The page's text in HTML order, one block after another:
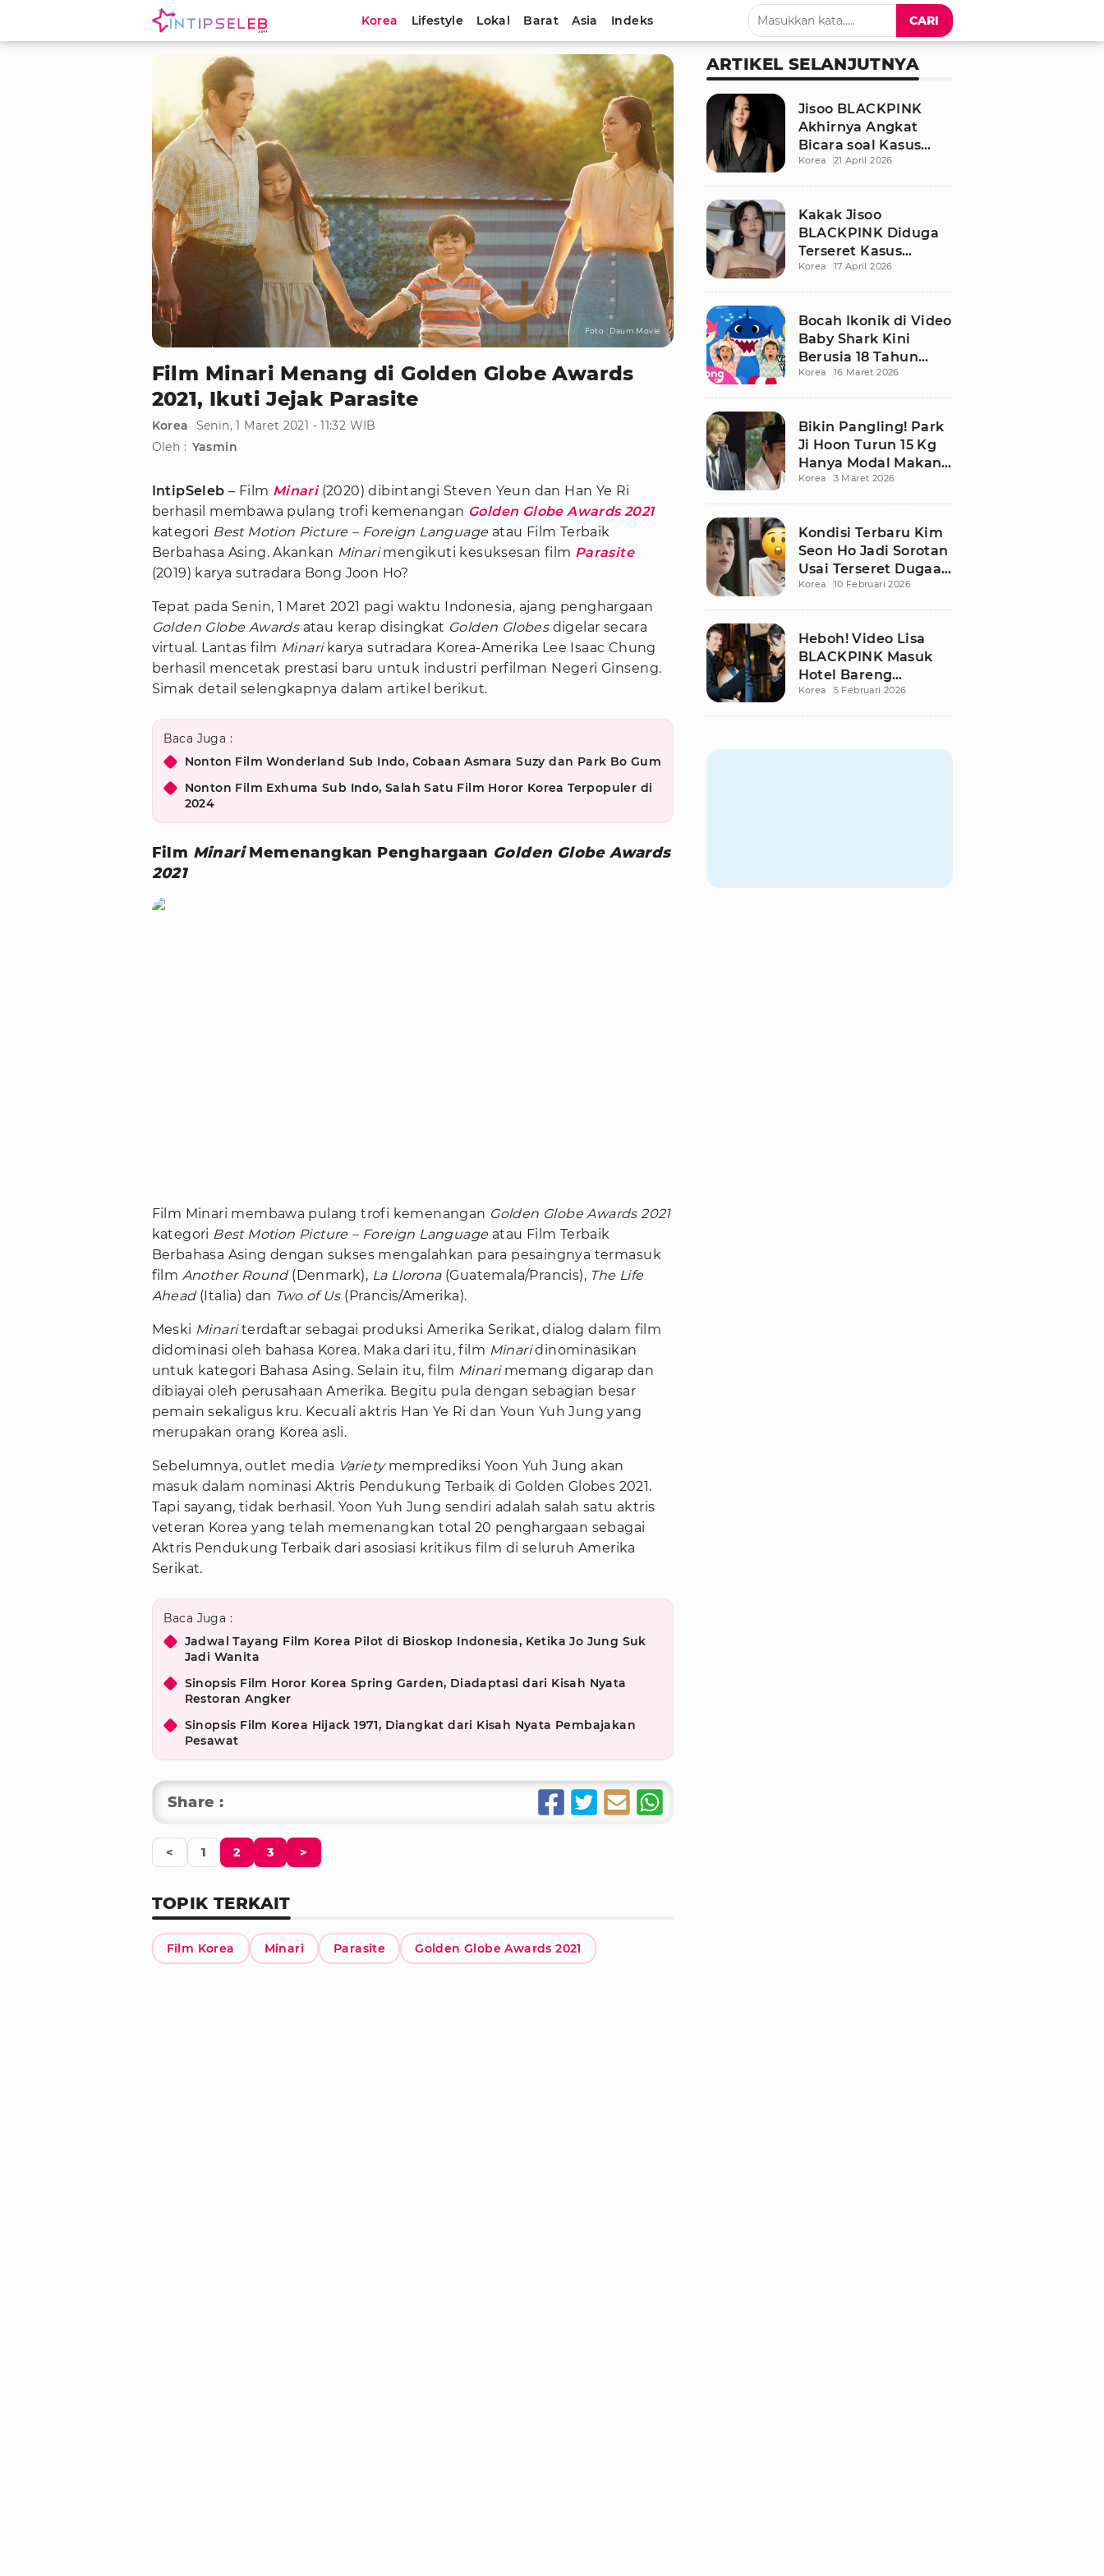
Korea Lifestyle Lokal Barat Asia Indeks CARI
Foto : Daum Movie
Film Minari Menang di Golden Globe Awards
2021, Ikuti Jejak Parasite
Korea
Senin, 1 Maret 2021 - 11:32 WIB
Oleh : Yasmin
IntipSeleb – Film Minari(2020) dibintangi Steven Yeun dan Han Ye Ri
berhasil membawa pulang trofi kemenangan Golden Globe Awards 2021
kategori Best Motion Picture – Foreign Language atau Film Terbaik
Berbahasa Asing. Akankan Minarimengikuti kesuksesan film Parasite
(2019) karya sutradara Bong Joon Ho?
Tepat pada Senin, 1 Maret 2021 pagi waktu Indonesia, ajang penghargaan
Golden Globe Awardsatau kerap disingkat Golden Globes digelar secara
virtual. Lantas film Minarikarya sutradara Korea-Amerika Lee Isaac Chung
berhasil mencetak prestasi baru untuk industri perfilman Negeri Ginseng.
Simak detail selengkapnya dalam artikel berikut.
Baca Juga :
Nonton Film Wonderland Sub Indo, Cobaan Asmara Suzy dan Park Bo Gum
Nonton Film Exhuma Sub Indo, Salah Satu Film Horor Korea Terpopuler di
2024
Film MinariMemenangkan Penghargaan Golden Globe Awards
2021
Film Minari membawa pulang trofi kemenangan Golden Globe Awards 2021
kategori Best Motion Picture – Foreign Language atau Film Terbaik
Berbahasa Asing dengan sukses mengalahkan para pesaingnya termasuk
film Another Round (Denmark), La Llorona(Guatemala/Prancis), The Life
Ahead(Italia) dan Two of Us(Prancis/Amerika).
Meski Minariterdaftar sebagai produksi Amerika Serikat, dialog dalam film
didominasi oleh bahasa Korea. Maka dari itu, film Minaridinominasikan
untuk kategori Bahasa Asing. Selain itu, film Minari memang digarap dan
dibiayai oleh perusahaan Amerika. Begitu pula dengan sebagian besar
pemain sekaligus kru. Kecuali aktris Han Ye Ri dan Youn Yuh Jung yang
merupakan orang Korea asli.
Sebelumnya, outlet media Varietymemprediksi Yoon Yuh Jung akan
masuk dalam nominasi Aktris Pendukung Terbaik di Golden Globes 2021.
Tapi sayang, tidak berhasil. Yoon Yuh Jung sendiri adalah salah satu aktris
veteran Korea yang telah memenangkan total 20 penghargaan sebagai
Aktris Pendukung Terbaik dari asosiasi kritikus film di seluruh Amerika
Serikat.
Baca Juga :
Jadwal Tayang Film Korea Pilot di Bioskop Indonesia, Ketika Jo Jung Suk
Jadi Wanita
Sinopsis Film Horor Korea Spring Garden, Diadaptasi dari Kisah Nyata
Restoran Angker
Sinopsis Film Korea Hijack 1971, Diangkat dari Kisah Nyata Pembajakan
Pesawat
Share :
< 1 2 3 >
TOPIK TERKAIT
Film Korea Minari Parasite Golden Globe Awards 2021
ARTIKEL SELANJUTNYA
Jisoo BLACKPINK
Akhirnya Angkat
Bicara soal Kasus
Dugaan Pelecehan
Korea 21 April 2026
Kakak Jisoo
BLACKPINK Diduga
Terseret Kasus
Pelecehan Seksual,
Korea 17 April 2026
Bocah Ikonik di Video
Baby Shark Kini
Berusia 18 Tahun
Bikin Publik
Korea 16 Maret 2026
Bikin Pangling! Park
Ji Hoon Turun 15 Kg
Hanya Modal Makan
Apel, Visual
Korea 3 Maret 2026
Kondisi Terbaru Kim
Seon Ho Jadi Sorotan
Usai Terseret Dugaan
Penggelapan Pajak
Korea 10 Februari 2026
Heboh! Video Lisa
BLACKPINK Masuk
Hotel Bareng
Frederic Arnault Picu
Korea 5 Februari 2026